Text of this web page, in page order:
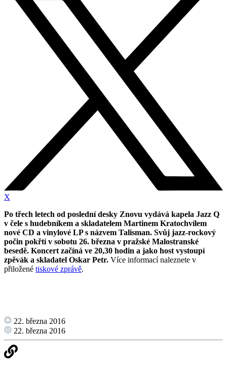
X
Po třech letech od poslední desky Znovu vydává kapela Jazz Q
v čele s hudebníkem a skladatelem Martinem Kratochvílem
nové CD a vinylové LP s názvem Talisman. Svůj jazz-rockový
počin pokřtí v sobotu 26. března v pražské Malostranské
besedě. Koncert začíná ve 20,30 hodin a jako host vystoupí
zpěvák a skladatel Oskar Petr. Více informací naleznete v
přiložené tiskové zprávě.
22. března 2016
22. března 2016